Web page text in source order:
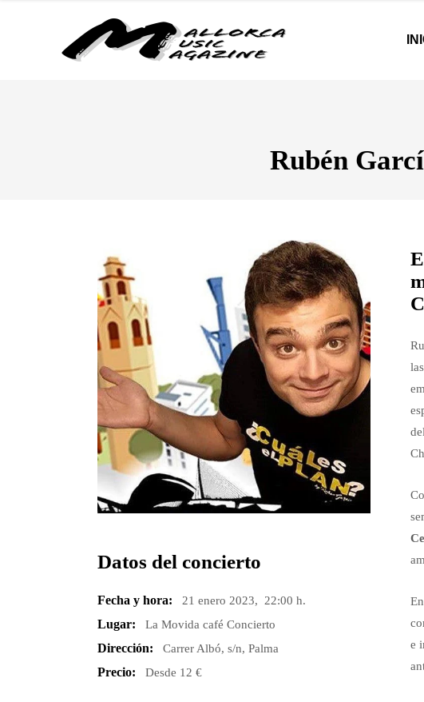
Rubén
Datos del concierto
Fecha y hora: 21 enero 2023, 22:00 h.
Lugar: La Movida café Concierto
Dirección: Carrer Albó, s/n, Palma
Precio: Desde 12 €
e